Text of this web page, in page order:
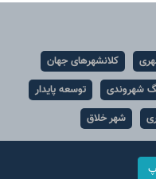
کلانشهرهای جهان
شهروندی
توسعه پایدار
شهر خلاق